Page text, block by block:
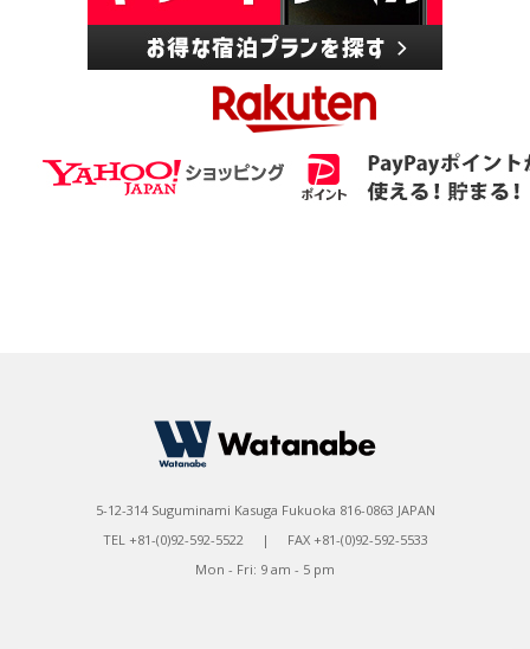
5-12-314 Suguminami Kasuga Fukuoka 816-0863 JAPAN
TEL +81-(0)92-592-5522 | FAX +81-(0)92-592-5533
Mon - Fri: 9 am - 5 pm